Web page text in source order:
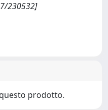
230532]
prodotto.